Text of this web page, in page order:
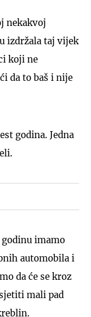
nekakvoj
izdržala taj vijek
koji ne
da to baš i nije
godina. Jedna
godinu imamo
automobila i
da će se kroz
mali pad